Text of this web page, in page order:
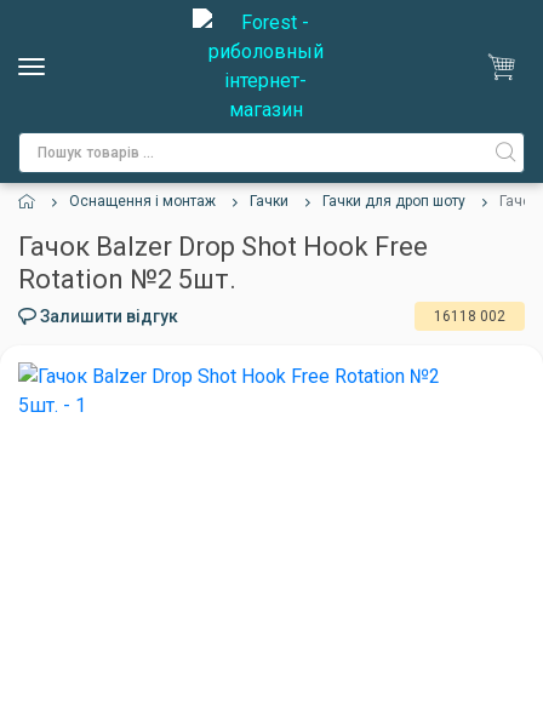
Оснащення і монтаж Гачки Гачки для дроп шоту
Гачок Balzer Drop Shot Hook Free
Rotation №2 5шт.
Залишити відгук 16118 002